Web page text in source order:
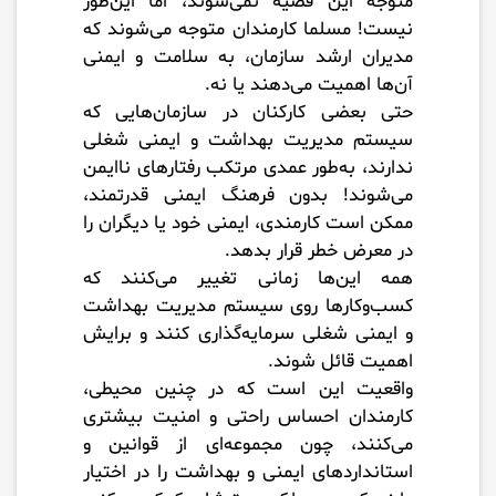
نیست! مسلما کارمندان متوجه می‌شوند که
مدیران ارشد سازمان، به سلامت و ایمنی
آن‌ها اهمیت می‌دهند یا نه.
حتی بعضی کارکنان در سازمان‌هایی که
سیستم مدیریت بهداشت و ایمنی شغلی
ندارند، به‌طور عمدی مرتکب رفتارهای ناایمن
می‌شوند! بدون فرهنگ ایمنی قدرتمند،
ممکن است کارمندی، ایمنی خود یا دیگران را
در معرض خطر قرار بدهد.
همه این‌ها زمانی تغییر می‌کنند که
کسب‌وکارها روی سیستم مدیریت بهداشت
و ایمنی شغلی سرمایه‌گذاری کنند و برایش
اهمیت قائل شوند.
واقعیت این است که در چنین محیطی،
کارمندان احساس راحتی و امنیت بیشتری
می‌کنند، چون مجموعه‌ای از قوانین و
استانداردهای ایمنی و بهداشت را در اختیار